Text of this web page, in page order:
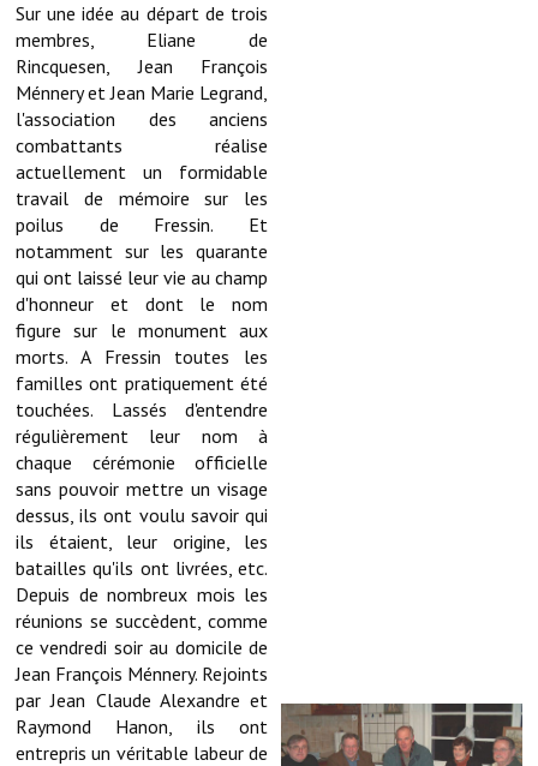
ACCÈS RAPIDE
Démarches administratives
Projets et travaux en cours
Fêtes et manifestations
Numéros d'urgence
Terrains et maisons à vendre
VOTRE MAIRIE
Elus et agents
L'équipe municipale
Le personnel municipal
Les moyens financiers
Note de synthèse financière
Rapport d'orientation budgétaire
Actions et projets
Projets et travaux en cours
Sur une idée au départ de trois
membres, Eliane de
Rincquesen, Jean François
Ménnery et Jean Marie Legrand,
l'association des anciens
combattants réalise
actuellement un formidable
travail de mémoire sur les
poilus de Fressin. Et
notamment sur les quarante
qui ont laissé leur vie au champ
d'honneur et dont le nom
figure sur le monument aux
morts. A Fressin toutes les
familles ont pratiquement été
touchées. Lassés d'entendre
régulièrement leur nom à
chaque cérémonie officielle
sans pouvoir mettre un visage
dessus, ils ont voulu savoir qui
ils étaient, leur origine, les
batailles qu'ils ont livrées, etc.
Depuis de nombreux mois les
réunions se succèdent, comme
ce vendredi soir au domicile de
Jean François Ménnery. Rejoints
par Jean Claude Alexandre et
Raymond Hanon, ils ont
entrepris un véritable labeur de